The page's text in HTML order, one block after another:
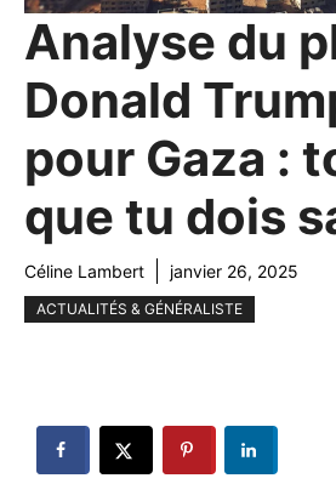
Analyse du
Donald
pour Gaza :
que tu dois
Céline Lambert janvier 26, 2025
ACTUALITÉS & GÉNÉRALISTE